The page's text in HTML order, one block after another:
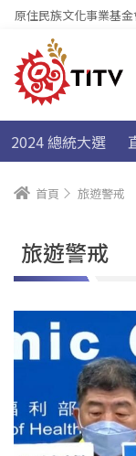
原住民族文化事業基
2024 總統大選
首頁 旅遊警戒
旅遊警戒